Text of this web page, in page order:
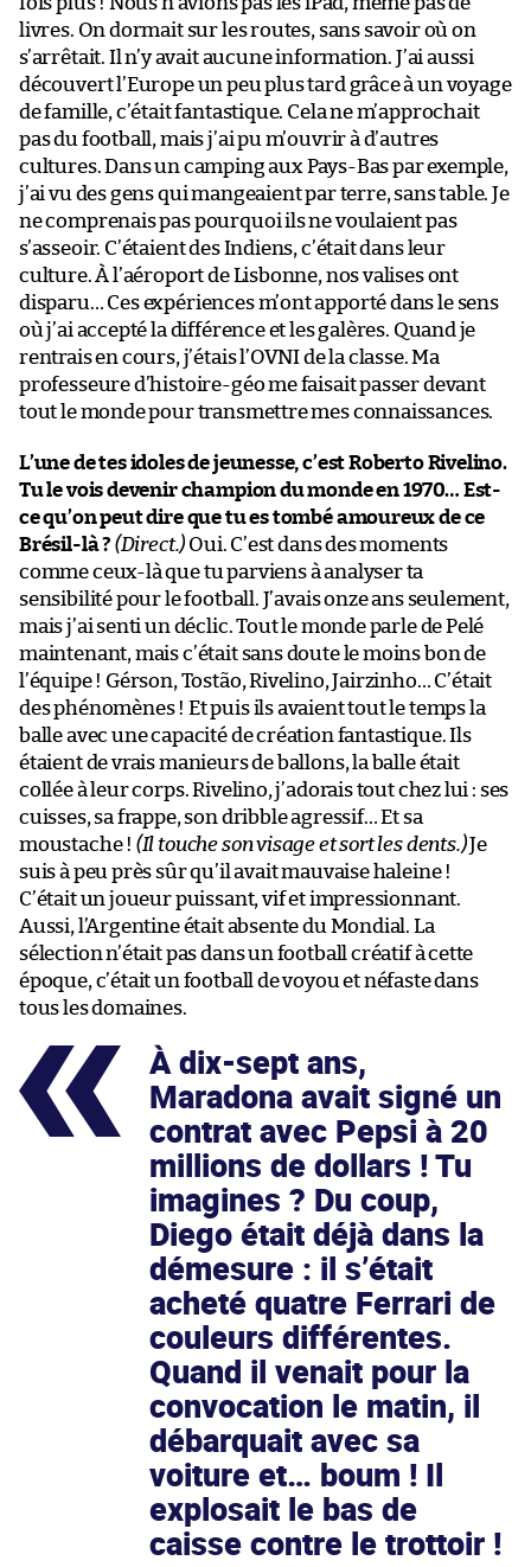
livres. On dormait sur les routes, sans savoir où on
s’arrêtait. Il n’y avait aucune information. J’ai aussi
découvert l’Europe un peu plus tard grâce à un voyage
de famille, c’était fantastique. Cela ne m’approchait
pas du football, mais j’ai pu m’ouvrir à d’autres
cultures. Dans un camping aux Pays-Bas par exemple,
j’ai vu des gens qui mangeaient par terre, sans table. Je
ne comprenais pas pourquoi ils ne voulaient pas
s’asseoir. C’étaient des Indiens, c’était dans leur
culture. À l’aéroport de Lisbonne, nos valises ont
disparu… Ces expériences m’ont apporté dans le sens
où j’ai accepté la différence et les galères. Quand je
rentrais en cours, j’étais l’OVNI de la classe. Ma
professeure d’histoire-géo me faisait passer devant
tout le monde pour transmettre mes connaissances.
L’une de tes idoles de jeunesse, c’est Roberto Rivelino.
Tu le vois devenir champion du monde en 1970… Est-
ce qu’on peut dire que tu es tombé amoureux de ce
Brésil-là ? (Direct.) Oui. C’est dans des moments
comme ceux-là que tu parviens à analyser ta
sensibilité pour le football. J’avais onze ans seulement,
mais j’ai senti un déclic. Tout le monde parle de Pelé
maintenant, mais c’était sans doute le moins bon de
l’équipe ! Gérson, Tostão, Rivelino, Jairzinho… C’était
des phénomènes ! Et puis ils avaient tout le temps la
balle avec une capacité de création fantastique. Ils
étaient de vrais manieurs de ballons, la balle était
collée à leur corps. Rivelino, j’adorais tout chez lui : ses
cuisses, sa frappe, son dribble agressif… Et sa
moustache ! (Il touche son visage et sort les dents.)Je
suis à peu près sûr qu’il avait mauvaise haleine !
C’était un joueur puissant, vif et impressionnant.
Aussi, l’Argentine était absente du Mondial. La
sélection n’était pas dans un football créatif à cette
époque, c’était un football de voyou et néfaste dans
tous les domaines.
À dix-sept ans,
Maradona avait signé un
contrat avec Pepsi à 20
millions de dollars ! Tu
imagines ? Du coup,
Diego était déjà dans la
démesure : il s’était
acheté quatre Ferrari de
couleurs différentes.
Quand il venait pour la
convocation le matin, il
débarquait avec sa
voiture et… boum ! Il
explosait le bas de
caisse contre le trottoir !